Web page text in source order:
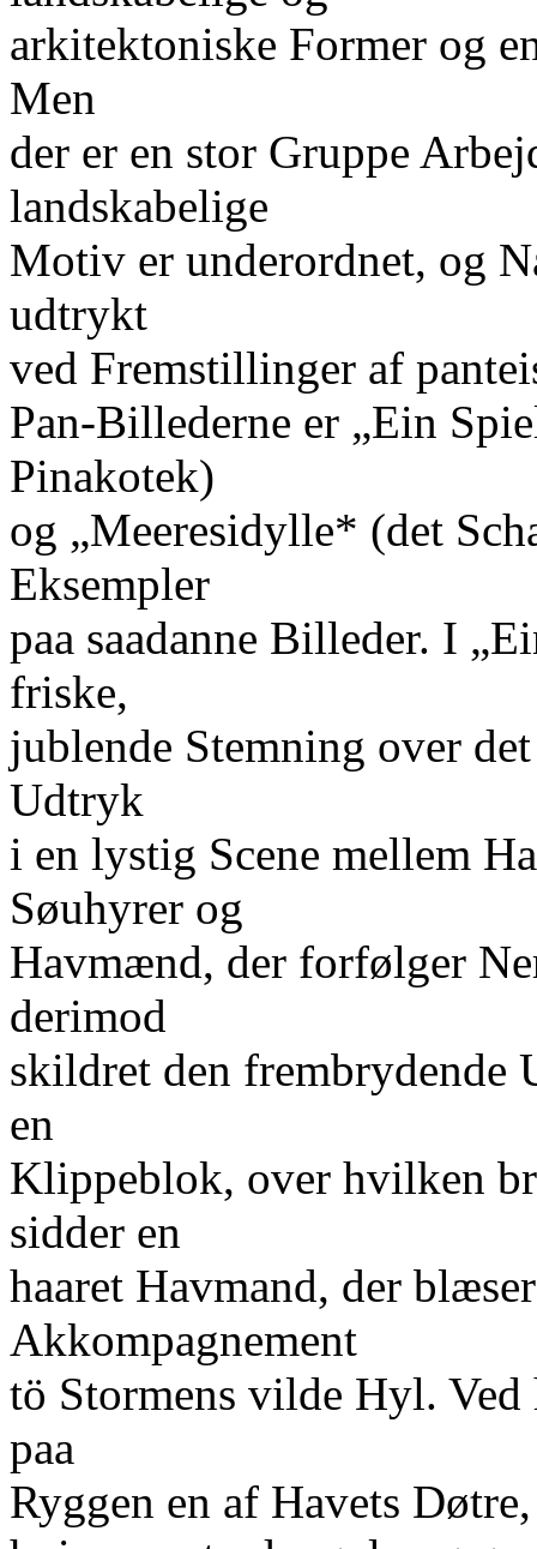
arkitektoniske Former og
Men
der er en stor Gruppe
landskabelige
Motiv er underordnet, og
udtrykt
ved Fremstillinger af
Pan-Billederne er „Ein
Pinakotek)
og „Meeresidylle* (det
Eksempler
paa saadanne Billeder. I
friske,
jublende Stemning over
Udtryk
i en lystig Scene mellem
Søuhyrer og
Havmænd, der forfølger
derimod
skildret den frembrydende
en
Klippeblok, over hvilken
sidder en
haaret Havmand, der
Akkompagnement
tö Stormens vilde Hyl.
paa
Ryggen en af Havets